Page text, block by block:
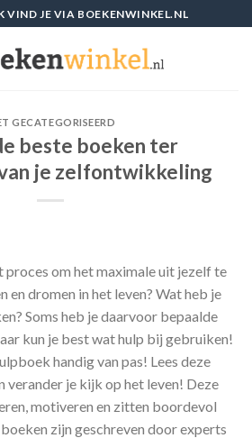
VIND JE VIA BOEKENWINKEL.NL
GECATEGORISEERD
beste boeken ter
je zelfontwikkeling
om het maximale uit jezelf te
en dromen in het leven? Wat heb je
Soms heb je daarvoor bepaalde
kun je best wat hulp bij gebruiken!
handig van pas! Lees deze
verander je kijk op het leven! Deze
motiveren en zitten boordevol
zijn geschreven door experts